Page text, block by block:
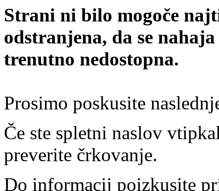
Strani ni bilo mogoče
odstranjena, da se
trenutno nedostopna.
Prosimo poskusite
Če ste spletni naslov
preverite črkovanje.
Do informacij poizkusite